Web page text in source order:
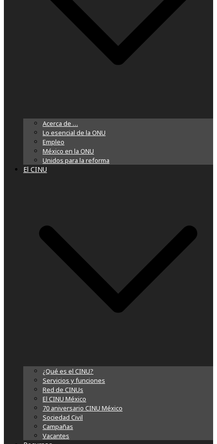
Acerca de …
Lo esencial de la ONU
Empleo
México en la ONU
Unidos para la reforma
El CINU
¿Qué es el CINU?
Servicios y funciones
Red de CINUs
El CINU México
70 aniversario CINU México
Sociedad Civil
Campañas
Vacantes